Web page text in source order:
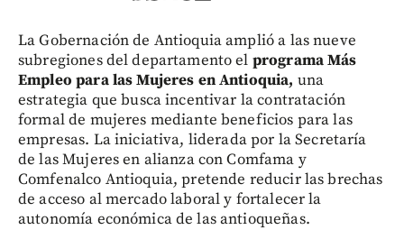
La Gobernación de Antioquia amplió a las nueve
subregiones del departamento el programa Más
Empleo para las Mujeres en Antioquia, una
estrategia que busca incentivar la contratación
formal de mujeres mediante beneficios para las
empresas. La iniciativa, liderada por la Secretaría
de las Mujeres en alianza con Comfama y
Comfenalco Antioquia, pretende reducir las brechas
de acceso al mercado laboral y fortalecer la
autonomía económica de las antioqueñas.